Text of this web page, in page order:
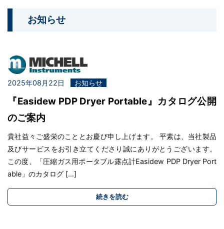
お知らせ
2025年08月22日 お知らせ
『Easidew PDP Dryer Portable』カタログ公開
のご案内
貴社益々ご盛栄のこととお慶び申し上げます。 平素は、当社製品
及びサービスをお引き立てくださり誠にありがとうございます。
この度、「圧縮ガス用ポータブル露点計Easidew PDP Dryer Port
able」のカタログ […]
続きを読む